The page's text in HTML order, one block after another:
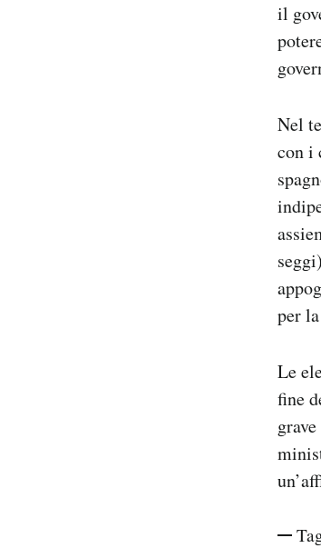
il
Nel
con i
per
Le
fine
grave